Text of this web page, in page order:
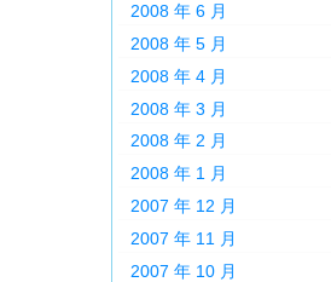
2008 年 6 月
2008 年 5 月
2008 年 4 月
2008 年 3 月
2008 年 2 月
2008 年 1 月
2007 年 12 月
2007 年 11 月
2007 年 10 月